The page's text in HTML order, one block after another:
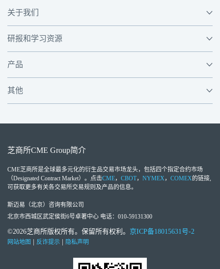
关于我们
研报和学习资源
产品
其他
芝商所CME Group简介
CME芝商所是全球最多元化的衍生品交易市场龙头，包括四个指定合约市场
（Designated Contract Market）。点击CME， CBOT， NYMEX， COMEX的链接,
可获取更多有关各交易所交易规则及产品的信息。
斯迈易（北京）咨询有限公司
北京市西城区武定侯街6号卓著中心 电话：010-59131300
©2026芝商所版权所有。保留所有权利。 京ICP备18015631号-2
网站地图 反诈提示 隐私声明